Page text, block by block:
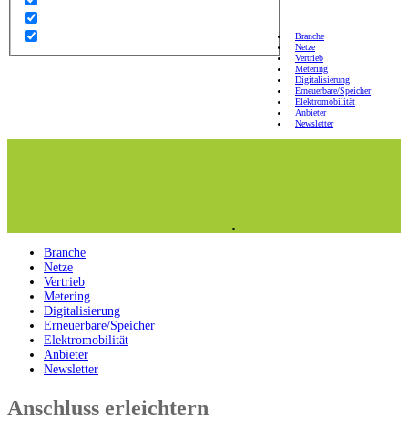
Branche
Netze
Vertrieb
Metering
Digitalisierung
Erneuerbare/Speicher
Elektromobilität
Anbieter
Newsletter
Branche
Netze
Vertrieb
Metering
Digitalisierung
Erneuerbare/Speicher
Elektromobilität
Anbieter
Newsletter
Anschluss erleichtern